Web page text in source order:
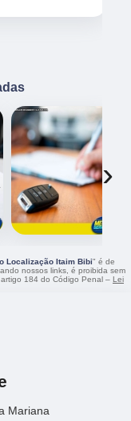
›
Localização Itaim Bibi" é de
nossos links, é proibida sem
184 do Código Penal – Lei
Mariana